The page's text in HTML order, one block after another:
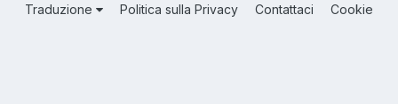
Traduzione Politica sulla Privacy Contattaci Cookie